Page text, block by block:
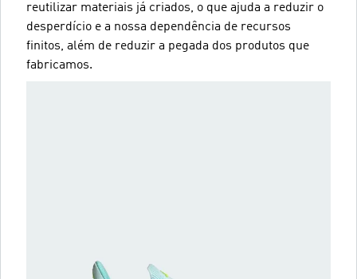
reutilizar materiais já criados, o que ajuda a reduzir o
desperdício e a nossa dependência de recursos
finitos, além de reduzir a pegada dos produtos que
fabricamos.